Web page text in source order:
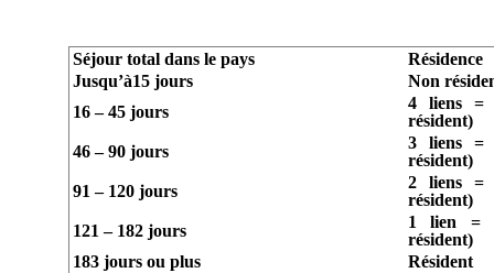
Séjour total dans le pays
Résidence
Jusqu’à15 jours
Non
16 – 45 jours
4 liens =
résident)
46 – 90 jours
3 liens =
résident)
91 – 120 jours
2 liens =
résident)
121 – 182 jours
1 lien =
résident)
183 jours ou plus
Résident